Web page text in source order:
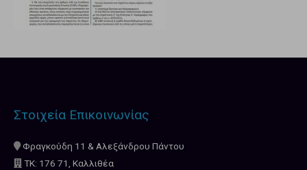
Στοιχεία Επικοινωνίας
Φραγκούδη 11 & Αλεξάνδρου Πάντου
ΤΚ: 176 71, Καλλιθέα